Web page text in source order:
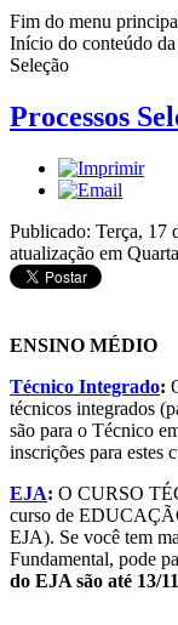
Fim do menu
Início do conteúdo da
Seleção
Processos
Publicado: Terça, 17
atualização em
ENSINO MÉDIO
Técnico Integrado:
técnicos integrados
são para o Técnico
inscrições para estes
EJA: O CURSO
curso de
EJA). Se você tem
Fundamental, pode
do EJA são até 13/